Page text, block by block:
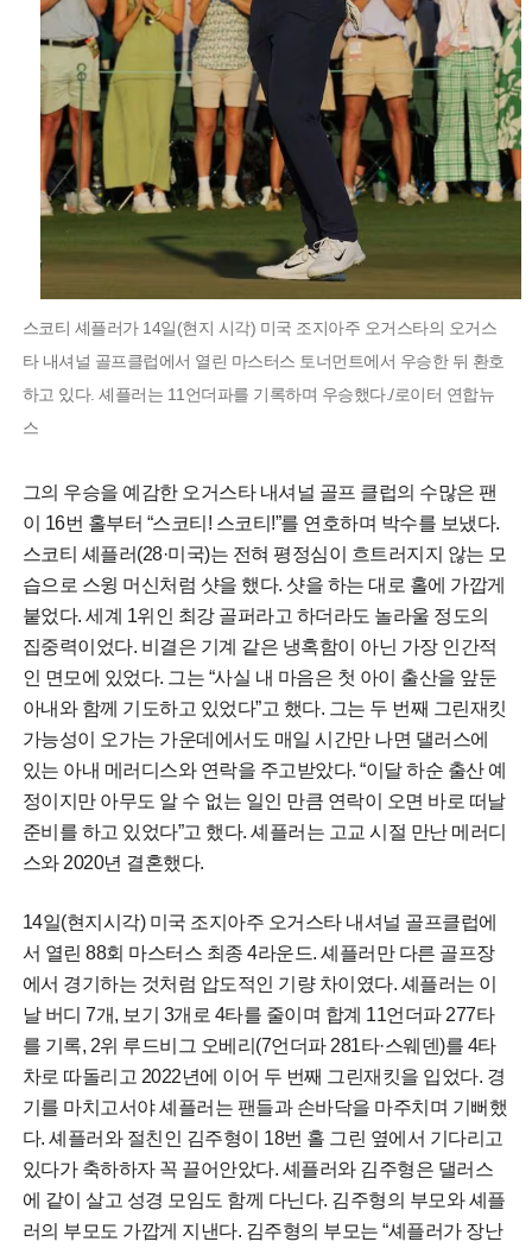
스코티 셰플러가 14일(현지 시각) 미국 조지아주 오거스타의 오거스
타 내셔널 골프클럽에서 열린 마스터스 토너먼트에서 우승한 뒤 환호
하고 있다. 셰플러는 11언더파를 기록하며 우승했다./로이터 연합뉴
스
그의 우승을 예감한 오거스타 내셔널 골프 클럽의 수많은 팬
이 16번 홀부터 “스코티! 스코티!”를 연호하며 박수를 보냈다.
스코티 셰플러(28·미국)는 전혀 평정심이 흐트러지지 않는 모
습으로 스윙 머신처럼 샷을 했다. 샷을 하는 대로 홀에 가깝게
붙었다. 세계 1위인 최강 골퍼라고 하더라도 놀라울 정도의
집중력이었다. 비결은 기계 같은 냉혹함이 아닌 가장 인간적
인 면모에 있었다. 그는 “사실 내 마음은 첫 아이 출산을 앞둔
아내와 함께 기도하고 있었다”고 했다. 그는 두 번째 그린재킷
가능성이 오가는 가운데에서도 매일 시간만 나면 댈러스에
있는 아내 메러디스와 연락을 주고받았다. “이달 하순 출산 예
정이지만 아무도 알 수 없는 일인 만큼 연락이 오면 바로 떠날
준비를 하고 있었다”고 했다. 셰플러는 고교 시절 만난 메러디
스와 2020년 결혼했다.
14일(현지시각) 미국 조지아주 오거스타 내셔널 골프클럽에
서 열린 88회 마스터스 최종 4라운드. 셰플러만 다른 골프장
에서 경기하는 것처럼 압도적인 기량 차이였다. 셰플러는 이
날 버디 7개, 보기 3개로 4타를 줄이며 합계 11언더파 277타
를 기록, 2위 루드비그 오베리(7언더파 281타·스웨덴)를 4타
차로 따돌리고 2022년에 이어 두 번째 그린재킷을 입었다. 경
기를 마치고서야 셰플러는 팬들과 손바닥을 마주치며 기뻐했
다. 셰플러와 절친인 김주형이 18번 홀 그린 옆에서 기다리고
있다가 축하하자 꼭 끌어안았다. 셰플러와 김주형은 댈러스
에 같이 살고 성경 모임도 함께 다닌다. 김주형의 부모와 셰플
러의 부모도 가깝게 지낸다. 김주형의 부모는 “셰플러가 장난